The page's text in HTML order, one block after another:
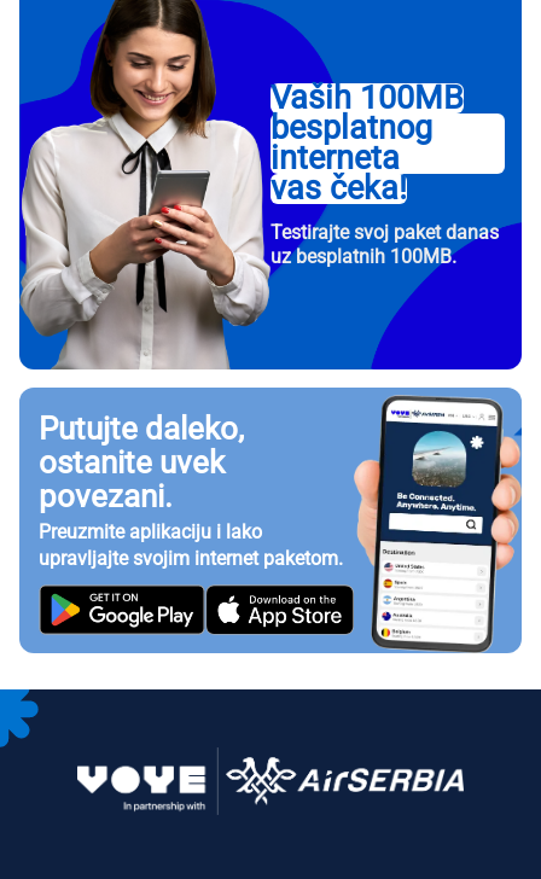
Vaših 100MB
besplatnog
interneta
vas čeka!
Testirajte svoj paket danas
uz besplatnih 100MB.
Putujte daleko,
ostanite uvek
povezani.
Preuzmite aplikaciju i lako
upravljajte svojim internet paketom.